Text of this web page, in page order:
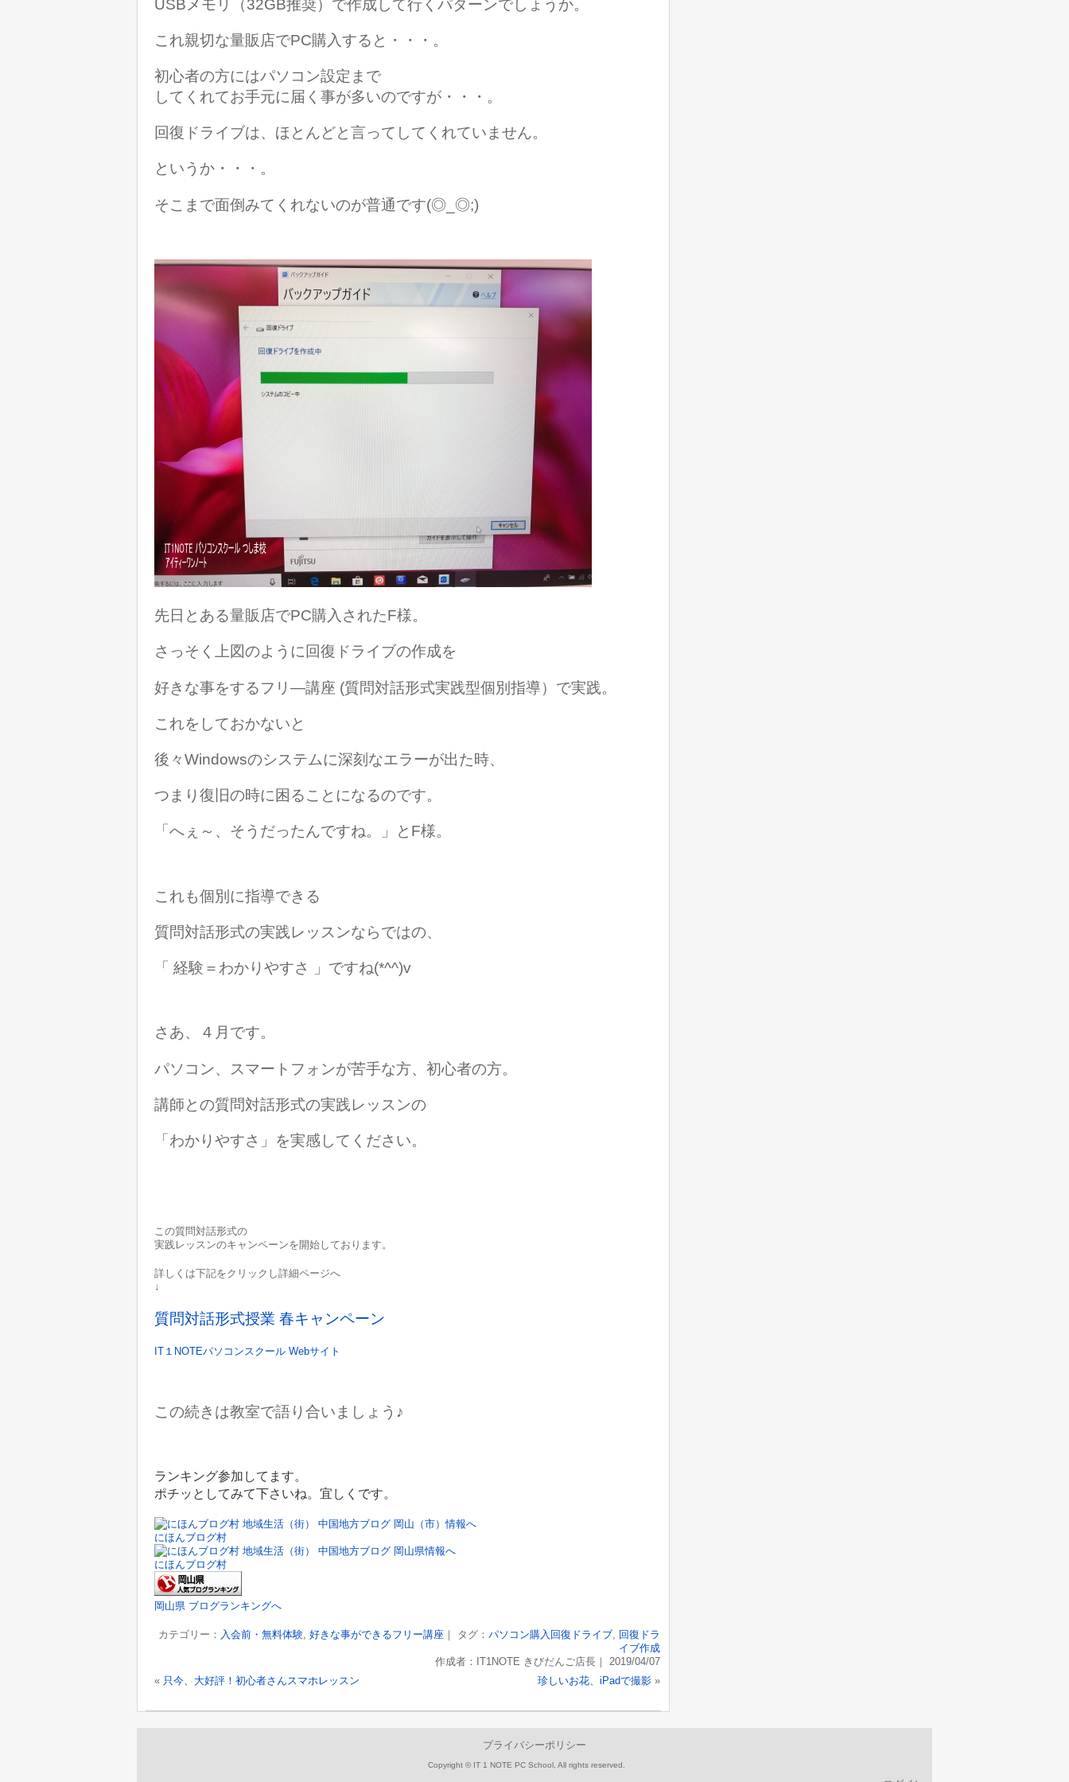
USBメモリ（32GB推奨）で作成して行くパターンでしょうか。
これ親切な量販店でPC購入すると・・・。
初心者の方にはパソコン設定まで
してくれてお手元に届く事が多いのですが・・・。
回復ドライブは、ほとんどと言ってしてくれていません。
というか・・・。
そこまで面倒みてくれないのが普通です(◎_◎;)
先日とある量販店でPC購入されたF様。
さっそく上図のように回復ドライブの作成を
好きな事をするフリ―講座 (質問対話形式実践型個別指導）で実践。
これをしておかないと
後々Windowsのシステムに深刻なエラーが出た時、
つまり復旧の時に困ることになるのです。
「へぇ～、そうだったんですね。」とF様。
これも個別に指導できる
質問対話形式の実践レッスンならではの、
「 経験＝わかりやすさ 」ですね(*^^)v
さあ、４月です。
パソコン、スマートフォンが苦手な方、初心者の方。
講師との質問対話形式の実践レッスンの
「わかりやすさ」を実感してください。
この質問対話形式の
実践レッスンのキャンペーンを開始しております。
詳しくは下記をクリックし詳細ページへ
↓
質問対話形式授業 春キャンペーン
IT１NOTEパソコンスクール Webサイト
この続きは教室で語り合いましょう♪
ランキング参加してます。
ポチッとしてみて下さいね。宜しくです。
にほんブログ村
にほんブログ村
岡山県 ブログランキングへ
カテゴリー： 入会前・無料体験, 好きな事ができるフリー講座｜ タグ： パソコン購入回復ドライブ, 回復ドラ
イブ作成
作成者：IT1NOTE きびだんご店長｜ 2019/04/07
« 只今、大好評！初心者さんスマホレッスン 珍しいお花、iPadで撮影»
プライバシーポリシー
Copyright © IT 1 NOTE PC School, All rights reserved.